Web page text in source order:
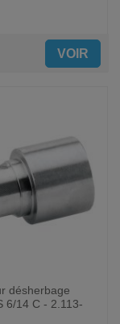
VOIR
désherbage
6/14 C - 2.113-